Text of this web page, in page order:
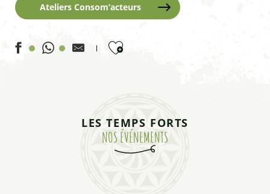
Ateliers Consom’acteurs
Ajouter aux favoris
Tournoi de volley outdoor
LES TEMPS FORTS
NOS ÉVÉNEMENTS